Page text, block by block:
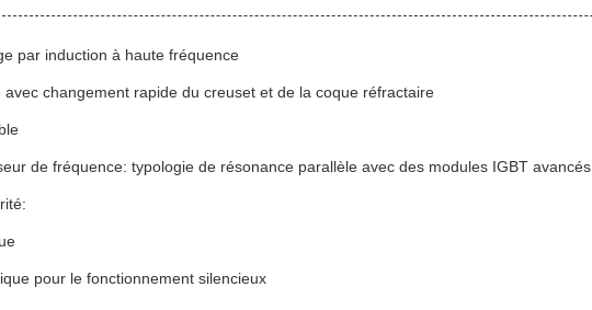
par induction à haute fréquence
avec changement rapide du creuset et de la coque réfractaire
de fréquence: typologie de résonance parallèle avec des modules IGBT avancés
pour le fonctionnement silencieux